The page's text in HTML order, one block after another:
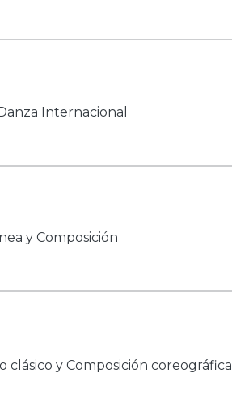
Internacional
y Composición
clásico y Composición coreográfica